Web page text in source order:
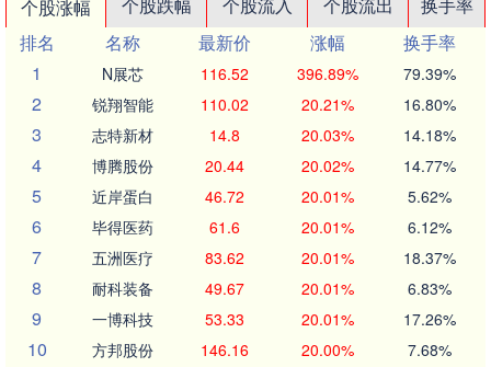
个股涨幅 个股跌幅 个股流入 个股流出
换手率
排名
名称 最新价 涨幅
换手率
1
N展芯 116.52 396.89% 79.39%
2 锐翔智能 110.02 20.21% 16.80%
3 志特新材 14.8 20.03% 14.18%
4 博腾股份 20.44 20.02% 14.77%
5 近岸蛋白 46.72 20.01% 5.62%
6 毕得医药 61.6 20.01% 6.12%
7 五洲医疗 83.62 20.01% 18.37%
8 耐科装备 49.67 20.01% 6.83%
9 一博科技 53.33 20.01% 17.26%
10 方邦股份 146.16 20.00% 7.68%